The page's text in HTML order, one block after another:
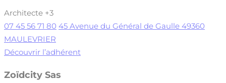
Architecte +3
07 45 56 71 80 45 Avenue du Général de Gaulle 49360
MAULEVRIER
Découvrir l’adhérent
Zoïdcity Sas